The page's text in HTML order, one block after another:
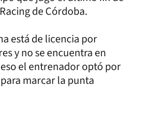
de Córdoba.
está de licencia por
y no se encuentra en
el entrenador optó por
marcar la punta